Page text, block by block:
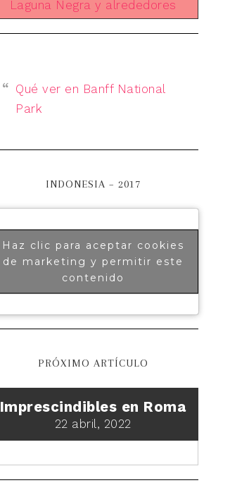
Laguna Negra y alrededores
Qué ver en Banff National
Park
INDONESIA – 2017
Haz clic para aceptar cookies
de marketing y permitir este
contenido
PRÓXIMO ARTÍCULO
Imprescindibles en Roma
22 abril, 2022